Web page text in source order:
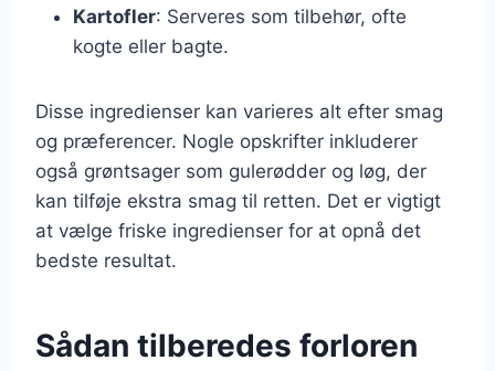
Kartofler: Serveres som tilbehør, ofte
kogte eller bagte.
Disse ingredienser kan varieres alt efter smag
og præferencer. Nogle opskrifter inkluderer
også grøntsager som gulerødder og løg, der
kan tilføje ekstra smag til retten. Det er vigtigt
at vælge friske ingredienser for at opnå det
bedste resultat.
Sådan tilberedes forloren